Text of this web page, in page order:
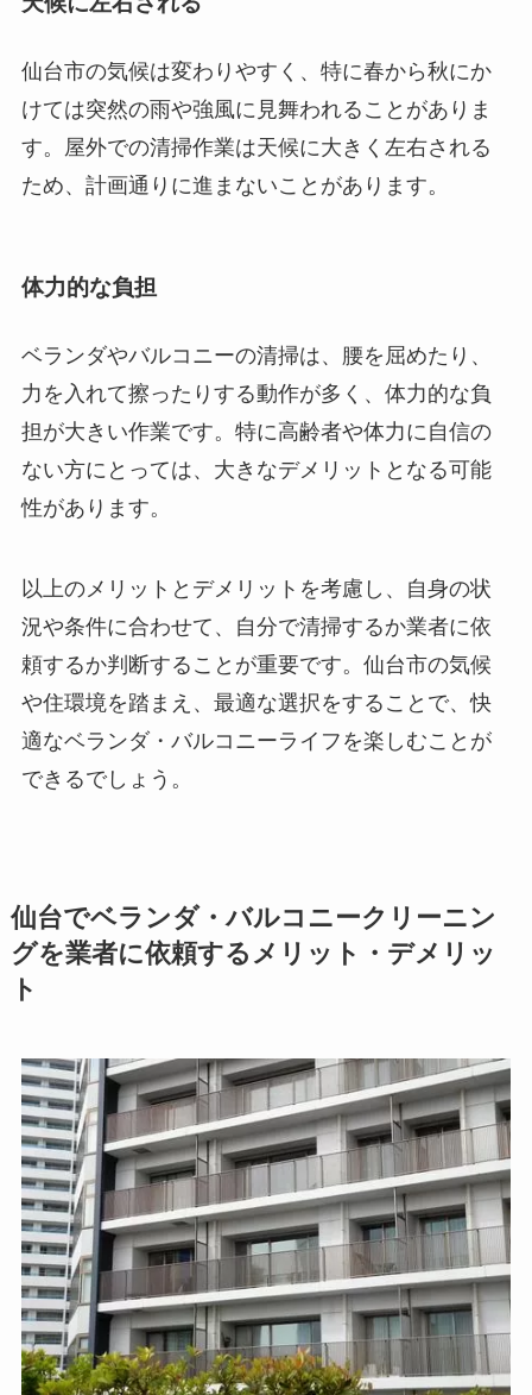
仙台市の気候は変わりやすく、特に春から秋にか
けては突然の雨や強風に見舞われることがありま
す。屋外での清掃作業は天候に大きく左右される
ため、計画通りに進まないことがあります。
体力的な負担
ベランダやバルコニーの清掃は、腰を屈めたり、
力を入れて擦ったりする動作が多く、体力的な負
担が大きい作業です。特に高齢者や体力に自信の
ない方にとっては、大きなデメリットとなる可能
性があります。
以上のメリットとデメリットを考慮し、自身の状
況や条件に合わせて、自分で清掃するか業者に依
頼するか判断することが重要です。仙台市の気候
や住環境を踏まえ、最適な選択をすることで、快
適なベランダ・バルコニーライフを楽しむことが
できるでしょう。
仙台でベランダ・バルコニークリーニン
グを業者に依頼するメリット・デメリッ
ト